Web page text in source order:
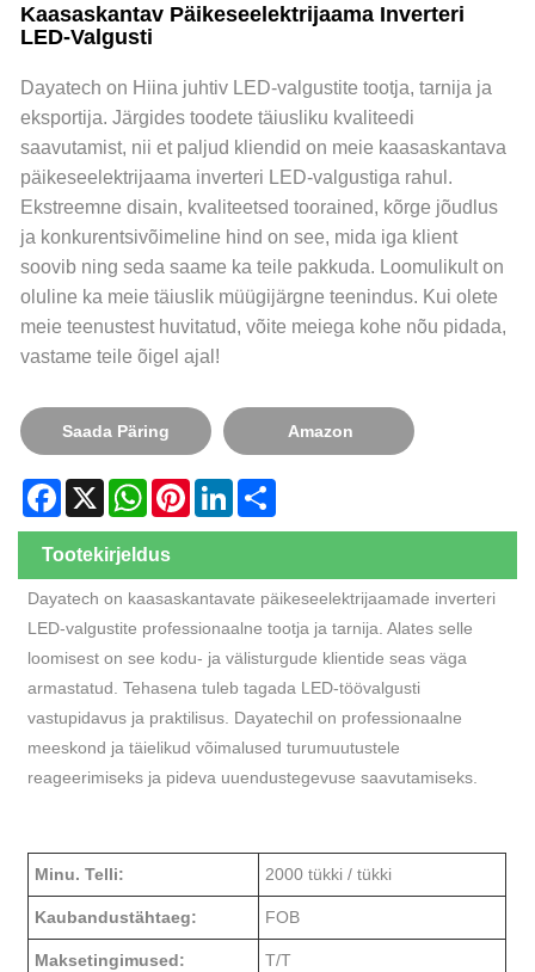
Kaasaskantav Päikeseelektrijaama Inverteri
LED-Valgusti
Dayatech on Hiina juhtiv LED-valgustite tootja, tarnija ja
eksportija. Järgides toodete täiusliku kvaliteedi
saavutamist, nii et paljud kliendid on meie kaasaskantava
päikeseelektrijaama inverteri LED-valgustiga rahul.
Ekstreemne disain, kvaliteetsed toorained, kõrge jõudlus
ja konkurentsivõimeline hind on see, mida iga klient
soovib ning seda saame ka teile pakkuda. Loomulikult on
oluline ka meie täiuslik müügijärgne teenindus. Kui olete
meie teenustest huvitatud, võite meiega kohe nõu pidada,
vastame teile õigel ajal!
Saada Päring Amazon
Facebook
X WhatsApp
PinterestLinkedIn
Tootekirjeldus
Dayatech on kaasaskantavate päikeseelektrijaamade inverteri
LED-valgustite professionaalne tootja ja tarnija. Alates selle
loomisest on see kodu- ja välisturgude klientide seas väga
armastatud. Tehasena tuleb tagada LED-töövalgusti
vastupidavus ja praktilisus. Dayatechil on professionaalne
meeskond ja täielikud võimalused turumuutustele
reageerimiseks ja pideva uuendustegevuse saavutamiseks.
Minu. Telli: 2000 tükki / tükki
Kaubandustähtaeg: FOB
Maksetingimused: T/T